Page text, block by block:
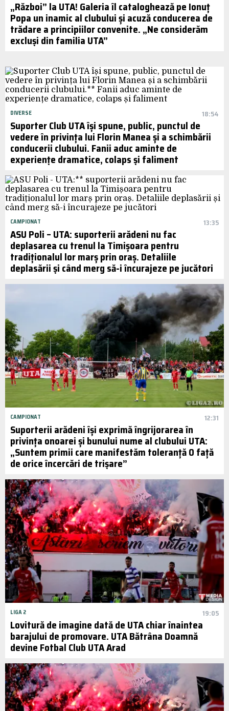
„Război” la UTA! Galeria îl cataloghează pe Ionuț
Popa un inamic al clubului și acuză conducerea de
trădare a principiilor convenite. „Ne considerăm
excluși din familia UTA”
DIVERSE 18:54
Suporter Club UTA își spune, public, punctul de
vedere în privința lui Florin Manea și a schimbării
conducerii clubului. Fanii aduc aminte de
experiențe dramatice, colaps și faliment
CAMPIONAT 13:35
ASU Poli – UTA: suporterii arădeni nu fac
deplasarea cu trenul la Timișoara pentru
tradiționalul lor marș prin oraș. Detaliile
deplasării și când merg să-i încurajeze pe jucători
CAMPIONAT 12:31
Suporterii arădeni își exprimă îngrijorarea în
privința onoarei și bunului nume al clubului UTA:
„Suntem primii care manifestăm toleranță 0 față
de orice încercări de trișare”
LIGA 2 19:05
Lovitură de imagine dată de UTA chiar înaintea
barajului de promovare. UTA Bătrâna Doamnă
devine Fotbal Club UTA Arad